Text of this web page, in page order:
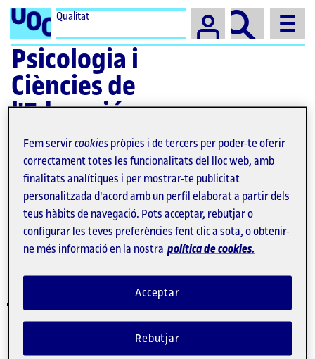
Qualitat Campus
Psicologia i
Ciències de
l'Educació
Màster universitari en
Educació i TIC (e-learning
Fem servircookies pròpies i de tercers per poder-te oferir
correctament totes les funcionalitats del lloc web, amb
finalitats analítiques i per mostrar-te publicitat
personalitzada d'acord amb un perfil elaborat a partir dels
teus hàbits de navegació. Pots acceptar, rebutjar o
configurar les teves preferències fent clic a sota, o obtenir-
ne més informació en la nostra política de cookies.
Rebutjar
Acceptar